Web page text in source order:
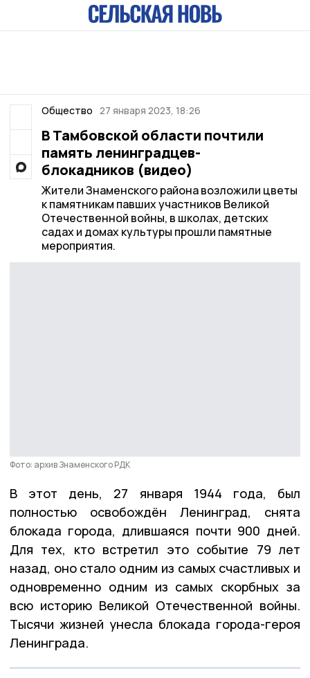
Общество 27 января 2023, 18:26
В Тамбовской области почтили
память ленинградцев-
блокадников (видео)
Жители Знаменского района возложили цветы
к памятникам павших участников Великой
Отечественной войны, в школах, детских
садах и домах культуры прошли памятные
мероприятия.
Фото: архив Знаменского РДК
В этот день, 27 января 1944 года, был
полностью освобождён Ленинград, снята
блокада города, длившаяся почти 900 дней.
Для тех, кто встретил это событие 79 лет
назад, оно стало одним из самых счастливых и
одновременно одним из самых скорбных за
всю историю Великой Отечественной войны.
Тысячи жизней унесла блокада города-героя
Ленинграда.